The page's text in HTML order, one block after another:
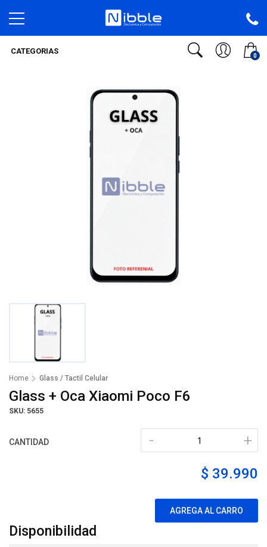
0
CATEGORIAS
Home Glass / Tactil Celular
Glass + Oca Xiaomi Poco F6
SKU: 5655
CANTIDAD +
-
$ 39.990
AGREGA AL CARRO
Disponibilidad